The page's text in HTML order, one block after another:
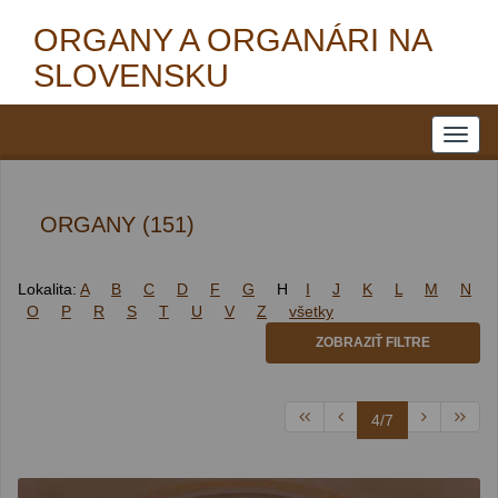
ORGANY A ORGANÁRI NA
SLOVENSKU
ORGANY (151)
Lokalita: A B C D F G H I J K L M
N
O
P R S T U V Z všetky
ZOBRAZIŤ FILTRE
4/7